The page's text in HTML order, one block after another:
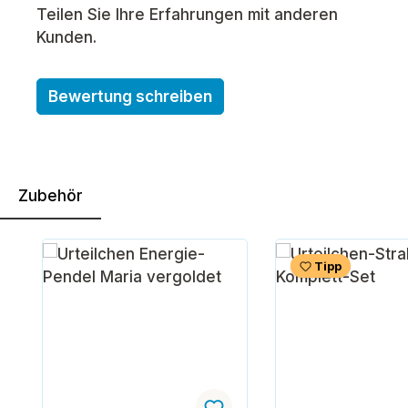
Teilen Sie Ihre Erfahrungen mit anderen
Kunden.
Bewertung schreiben
Zubehör
Produktgalerie überspringen
Tipp